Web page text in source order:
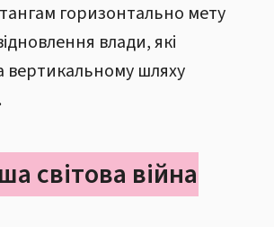
горизонтально мету
влади, які
вертикальному шляху
світова війна